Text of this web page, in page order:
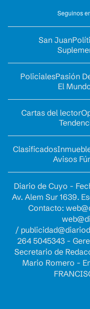
Seguinos
San Juan
PolicialesPasión
El
Cartas del lector
Clasificados
Avisos
Diario de Cuyo -
Av. Alem Sur 1639.
Contacto:
/
264 5045343 -
Secretario de
Mario Romero -